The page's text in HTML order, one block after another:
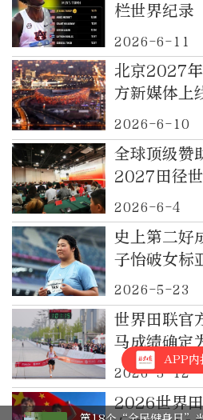
栏世界纪录
2026-6-11
北京2027
方新媒体上
2026-6-10
全球顶级赞
2027田径
讨会举行
2026-6-4
史上第二好
子怡破女标
2026-5-23
世界田联官
马成绩确定
2026-5-12
2026世界
APP内